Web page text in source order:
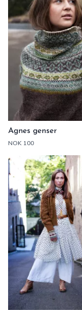
Agnes genser
NOK 100